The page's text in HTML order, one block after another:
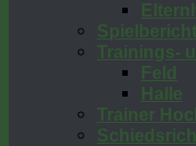
Trainings-
Feld
Halle
Trainer